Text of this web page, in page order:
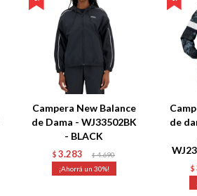
Campera New Balance
de Dama - WJ33502BK
- BLACK
$ 3.283 $ 4.690
30
de
$